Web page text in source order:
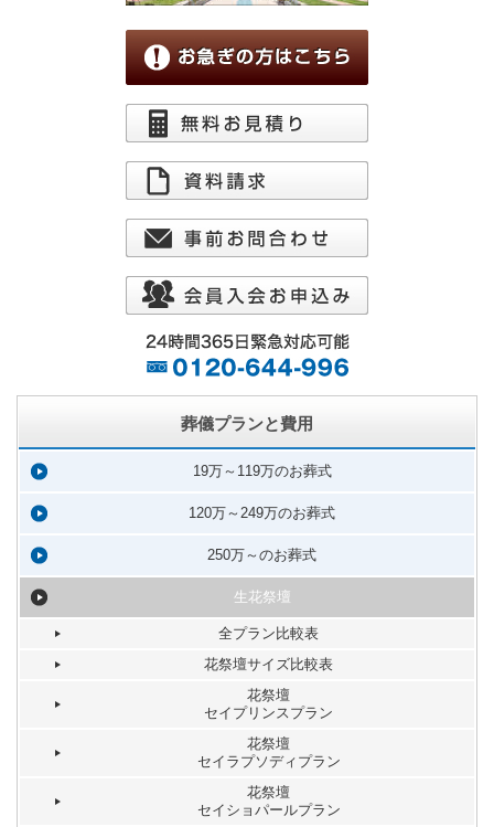
葬儀プランと費用
19万～119万のお葬式
120万～249万のお葬式
250万～のお葬式
生花祭壇
全プラン比較表
花祭壇サイズ比較表
花祭壇
セイプリンスプラン
花祭壇
セイラプソディプラン
花祭壇
セイショパールプラン